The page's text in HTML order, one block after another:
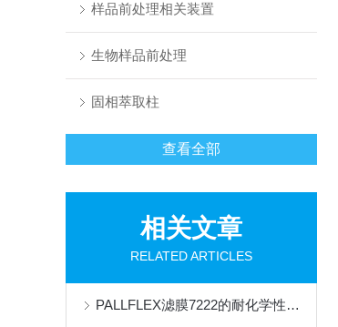
样品前处理相关装置
生物样品前处理
固相萃取柱
查看全部
相关文章
RELATED ARTICLES
PALLFLEX滤膜7222的耐化学性与过滤效果